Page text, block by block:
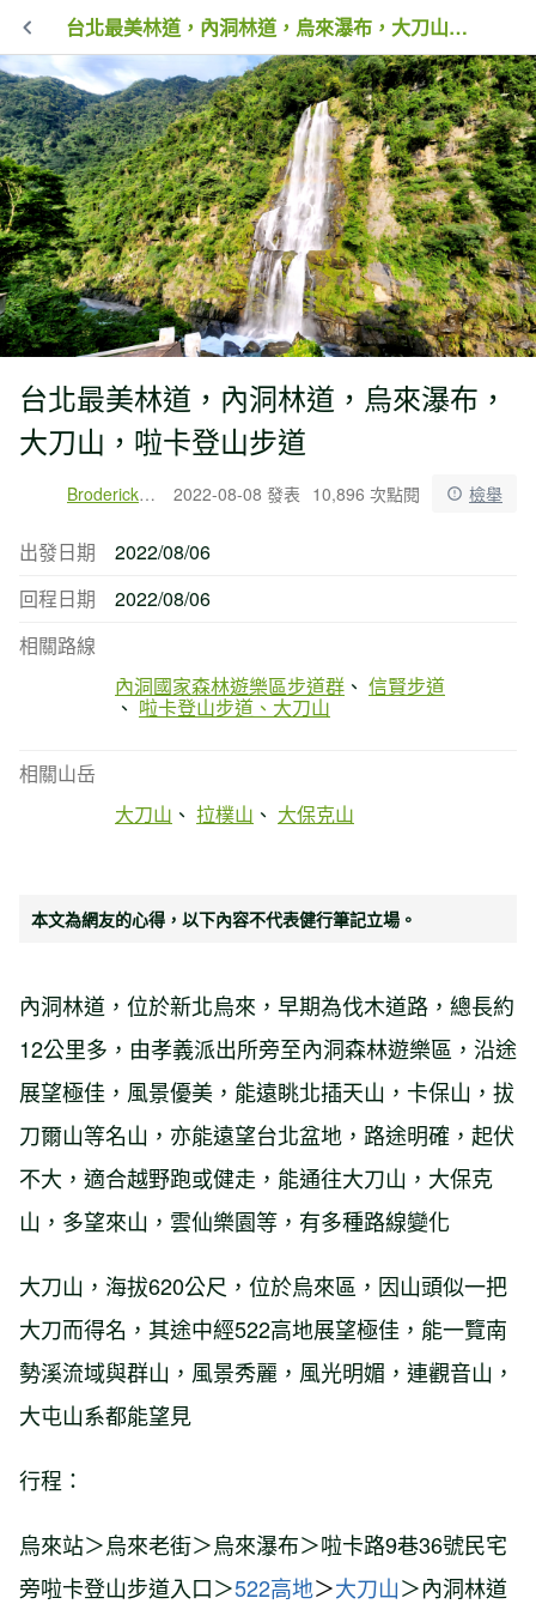
台北最美林道，內洞林道，烏來瀑布，大刀山，啦卡登山步道
台北最美林道，內洞林道，烏來瀑布，
大刀山，啦卡登山步道
Broderick戶外旅行 2022-08-08 發表 10,896 次點閱 檢舉
出發日期
2022/08/06
回程日期
2022/08/06
相關路線
內洞國家森林遊樂區步道群
信賢步道
啦卡登山步道、大刀山
相關山岳
大刀山
拉樸山 大保克山
本文為網友的心得，以下內容不代表健行筆記立場。
內洞林道，位於新北烏來，早期為伐木道路，總長約
12公里多，由孝義派出所旁至內洞森林遊樂區，沿途
展望極佳，風景優美，能遠眺北插天山，卡保山，拔
刀爾山等名山，亦能遠望台北盆地，路途明確，起伏
不大，適合越野跑或健走，能通往大刀山，大保克
山，多望來山，雲仙樂園等，有多種路線變化
大刀山，海拔620公尺，位於烏來區，因山頭似一把
大刀而得名，其途中經522高地展望極佳，能一覽南
勢溪流域與群山，風景秀麗，風光明媚，連觀音山，
大屯山系都能望見
行程：
烏來站＞烏來老街＞烏來瀑布＞啦卡路9巷36號民宅
旁啦卡登山步道入口＞522高地＞大刀山＞內洞林道